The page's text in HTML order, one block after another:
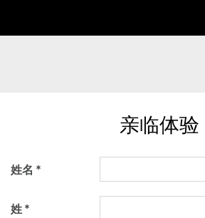
亲临体验
姓名
姓